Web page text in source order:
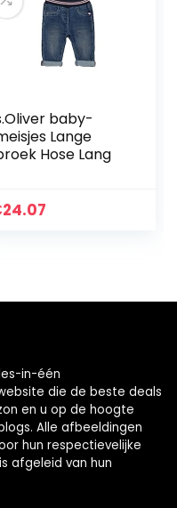
baby-
Lange
Hose Lang
24.07
in-één
die de beste deals
en u op de hoogte
Alle afbeeldingen
hun respectievelijke
afgeleid van hun